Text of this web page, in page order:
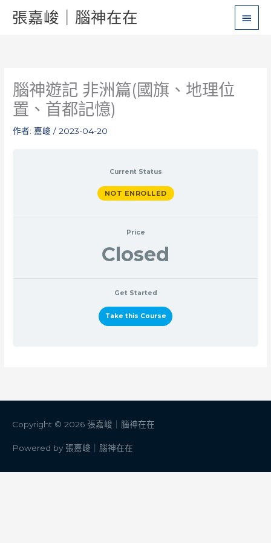
張嘉峻｜腦神在在
主
要
腦神遊記 非洲篇(國旗、地理位
置、首都記憶)
作者:嘉峻/2023-04-20
Current Status
NOT ENROLLED
Price
Closed
Get Started
Take this Course
Copyright © 2026 張嘉峻｜腦神在在
Powered by 張嘉峻｜腦神在在